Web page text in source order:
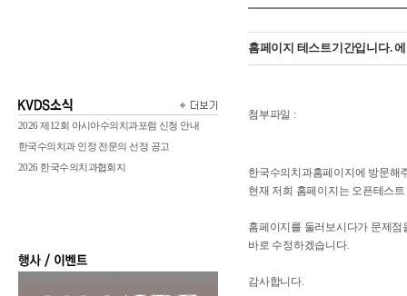
2026 제12회 아시아수의치과포럼 신청 안내
한국수의치과 인정 전문의 선정 공고
2026 한국수의치과협회지
홈페이지 테스트기간입니다.
첨부파일 :
한국수의치과홈페이지에 방문해
현재 저희 홈페이지는 오픈테스
홈페이지를 둘러보시다가 문제
바로 수정하겠습니다.
감사합니다.